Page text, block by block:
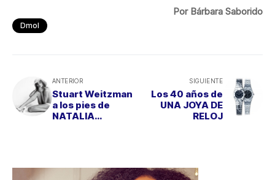
Por Bárbara Saborido
Dmol
ANTERIOR
Stuart Weitzman
a los pies de
NATALIA
SIGUIENTE
Los 40 años de
UNA JOYA DE
RELOJ